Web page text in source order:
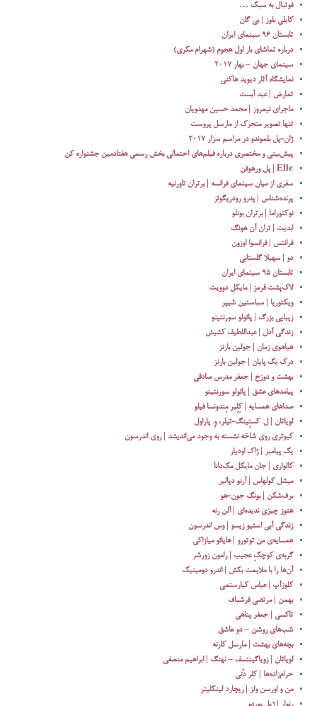
فوتبال به سبک …
کایلی بلوز | بی گان
تابستان ۹۶ سینمای ایران
درباره تماشای بار اول هجوم (شهرام مکری)
سینمای جهان – بهار ۲۰۱۷
نمایشگاه آثار دیوید هاکنی
تمارض | عبد آبست
ماجرای نیمروز | محمد حسین مهدویان
تنها تصویر متحرک از مارسل پروست
ژان-پل بلموندو در مراسم سزار ۲۰۱۷
پیش‌بینی و مختصری درباره فیلم‌های احتمالی بخش رسمی هفتادمین جشنواره کن
Elle | پل ورهوفن
سفری از میان سینمای فرانسه | برتران تاورنیه
پرنده‌شناس | پدرو رودریگوئز
نوکتوراما | برتران بونلو
ابدیت | تران آن هونگ
فرانتس | فرانسوا اوزون
دو | سهیلا گلستانی
تابستان ۹۵ سینمای ایران
لاک‌پشت قرمز | مایکل دوویت
ویکتوریا | سباستین شیپر
زیبایی بزرگ | پائولو سورنتینو
زندگی آدل | عبداللطیف کشیش
هیاهوی زمان | جولین بارنز
درک یک پایان | جولین بارنز
بهشت و دوزخ | جعفر مدرس صادقی
پیامدهای عشق | پائولو سورنتینو
صداهای همسایه | کِلِبر مِندونسا فیلو
لویاتان | ل. کستِینگ-تیلر، وِ. پاراول
کبوتری روی شاخه نشسته به وجود می‌اندیشد | روی اندرسون
یک پیامبر | ژاک اودیار
کالواری | جان مایکل مک‌دانا
میشل کولهاس | آرنو دپالیر
برف‌شکن | بونگ جون-هو
هنوز چیزی ندیده‌ای | آلن رنه
زندگی آبی استیو زیسو | وس اندرسون
همسایه‌ی من توتورو | هایائو میازاکی
گربه‌ی کوچکِ عجیب | رامون زورشر
آن‌ها را با ملایمت بکش | اندرو دومینیک
کلوزآپ | عباس کیارستمی
بهمن | مرتضی فرشباف
تاکسی | جعفر پناهی
شب‌های روشن – دو عاشق
بچه‌های بهشت | مارسل کارنه
لویاتان | زویاگینتسف – نهنگ | ابراهیم منصفی
حرام‌زاده‌ها | کلر دُنی
من و اورسن ولز | ریچارد لینکلیتر